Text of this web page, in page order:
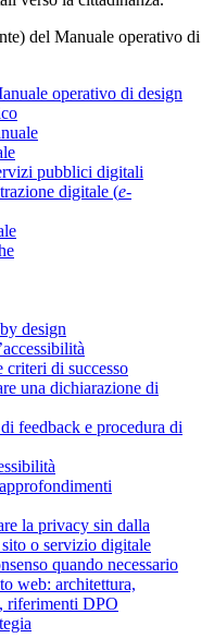
del Manuale operativo di
operativo di design
pubblici digitali
digitale (e-
design
criteri di successo
una dichiarazione di
feedback e procedura di
la privacy sin dalla
o servizio digitale
quando necessario
web: architettura,
riferimenti DPO